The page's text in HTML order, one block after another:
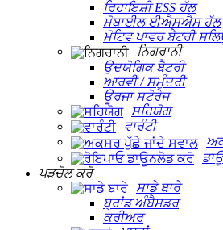
ਰਿਹਾਇਸ਼ੀ ESS ਹੱਲ
ਮੋਬਾਈਲ ਈਐਸਐਸ ਹੱਲ
ਮੋਟਿਵ ਪਾਵਰ ਬੈਟਰੀ
ਨਿਗਰਾਨੀ
ਉਦਯੋਗਿਕ ਬੈਟਰੀ
ਆਰਵੀ / ਸਮੁੰਦਰੀ
ਊਰਜਾ ਸਟੋਰੇਜ
ਸਹਿਯੋਗ
ਵਾਰੰਟੀ
ਪੜਚੋਲ ਕਰੋ
ਸਾਡੇ ਬਾਰੇ
ਬ੍ਰਾਂਡ ਅੰਬੈਸਡਰ
ਕਰੀਅਰ